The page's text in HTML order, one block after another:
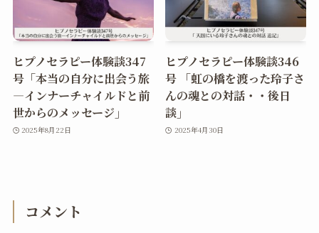
ヒプノセラピー体験談347
号「本当の自分に出会う旅
―インナーチャイルドと前
世からのメッセージ」
2025年8月22日
ヒプノセラピー体験談346
号 「虹の橋を渡った玲子さ
んの魂との対話・・後日
談」
2025年4月30日
コメント